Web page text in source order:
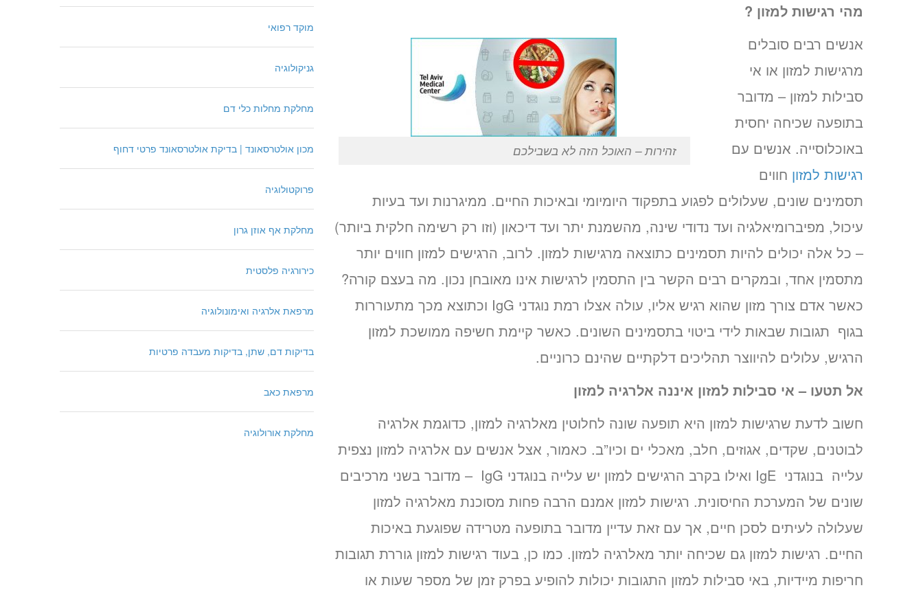
מהי רגישות למזון ?
זהירות – האוכל הזה לא בשבילכם
אנשים רבים סובלים
מרגישות למזון או אי
סבילות למזון – מדובר
בתופעה שכיחה יחסית
באוכלוסייה. אנשים עם
רגישות למזון חווים
תסמינים שונים, שעלולים לפגוע בתפקוד היומיומי ובאיכות החיים. ממיגרנות ועד בעיות
עיכול, מפיברומיאלגיה ועד נדודי שינה, מהשמנת יתר ועד דיכאון (וזו רק רשימה חלקית ביותר)
– כל אלה יכולים להיות תסמינים כתוצאה מרגישות למזון. לרוב, הרגישים למזון חווים יותר
מתסמין אחד, ובמקרים רבים הקשר בין התסמין לרגישות אינו מאובחן נכון. מה בעצם קורה?
כאשר אדם צורך מזון שהוא רגיש אליו, עולה אצלו רמת נוגדני IgG וכתוצא מכך מתעוררות
בגוף תגובות שבאות לידי ביטוי בתסמינים השונים. כאשר קיימת חשיפה ממושכת למזון
הרגיש, עלולים להיווצר תהליכים דלקתיים שהינם כרוניים.
אל תטעו – אי סבילות למזון איננה אלרגיה למזון
חשוב לדעת שרגישות למזון היא תופעה שונה לחלוטין מאלרגיה למזון, כדוגמת אלרגיה
לבוטנים, שקדים, אגוזים, חלב, מאכלי ים וכיו”ב. כאמור, אצל אנשים עם אלרגיה למזון נצפית
עלייה בנוגדני IgE ואילו בקרב הרגישים למזון יש עלייה בנוגדני IgG – מדובר בשני מרכיבים
שונים של המערכת החיסונית. רגישות למזון אמנם הרבה פחות מסוכנת מאלרגיה למזון
שעלולה לעיתים לסכן חיים, אך עם זאת עדיין מדובר בתופעה מטרידה שפוגעת באיכות
החיים. רגישות למזון גם שכיחה יותר מאלרגיה למזון. כמו כן, בעוד רגישות למזון גוררת תגובות
חריפות מיידיות, באי סבילות למזון התגובות יכולות להופיע בפרק זמן של מספר שעות או
מוקד רפואי
גניקולוגיה
מחלקת מחלות כלי דם
מכון אולטרסאונד | בדיקת אולטרסאונד פרטי דחוף
פרוקטולוגיה
מחלקת אף אוזן גרון
כירורגיה פלסטית
מרפאת אלרגיה ואימונולוגיה
בדיקות דם, שתן, בדיקות מעבדה פרטיות
מרפאת כאב
מחלקת אורולוגיה